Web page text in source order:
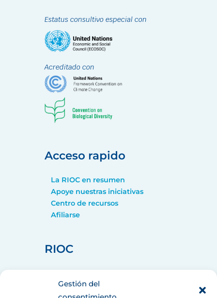
Gestión del
Estatus consultivo especial con
Acreditado con
Acceso rapido
La RIOC en resumen
Apoye nuestras iniciativas
Centro de recursos
Afiliarse
RIOC
+33 (1) 44 90 88 60